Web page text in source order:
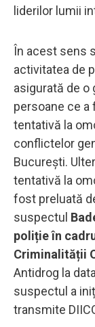
liderilor lumii
În acest sens
activitatea de
asigurată de o
persoane ce
tentativă la
conflictelor
București.
tentativă la
fost preluată
suspectul
poliție în
Criminalității
Antidrog la
suspectul a
transmite